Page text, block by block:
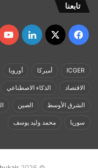
تابعنا
فيسبوك
‫X لينكدإن
ICGER أميركا أوروبا
الاقتصاد الذكاء الاصطناعي
الشرق الأوسط الصين
سوريا محمد وليد يوسف